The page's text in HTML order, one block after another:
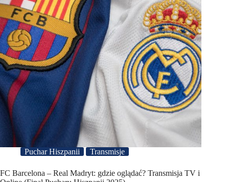
Puchar Hiszpanii Transmisje
FC Barcelona – Real Madryt: gdzie oglądać? Transmisja TV i